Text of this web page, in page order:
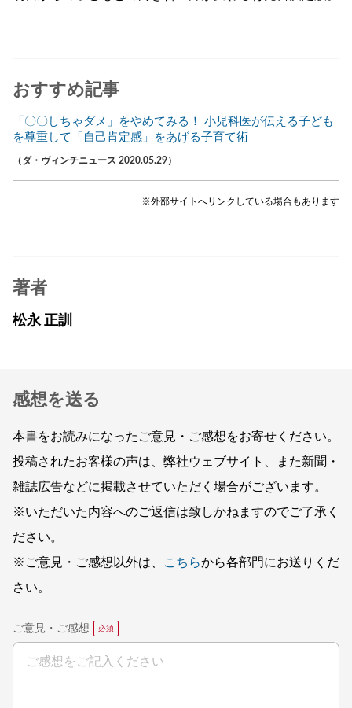
おすすめ記事
「〇〇しちゃダメ」をやめてみる！ 小児科医が伝える子ども
を尊重して「自己肯定感」をあげる子育て術
（ダ・ヴィンチニュース 2020.05.29）
※外部サイトへリンクしている場合もあります
著者
松永 正訓
感想を送る
本書をお読みになったご意見・ご感想をお寄せください。
投稿されたお客様の声は、弊社ウェブサイト、また新聞・
雑誌広告などに掲載させていただく場合がございます。
※いただいた内容へのご返信は致しかねますのでご了承く
ださい。
※ご意見・ご感想以外は、
こちらから各部門にお送りくだ
さい。
ご意見・ご感想